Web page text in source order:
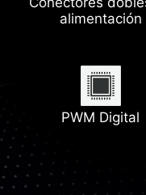
alimentación
PWM Digital
Solución de red
Último Wi-Fi 6E
Heatsink
Soporte del